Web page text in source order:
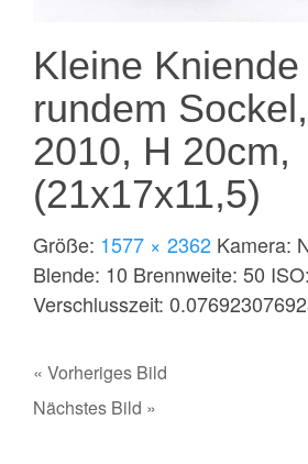
Kleine
rundem
2010, H 20cm,
(21x17x11,5)
Größe: 1577 × 2362 Kamera:
Blende: 10 Brennweite: 50 ISO:
Verschlusszeit:
« Vorheriges Bild
Nächstes Bild »